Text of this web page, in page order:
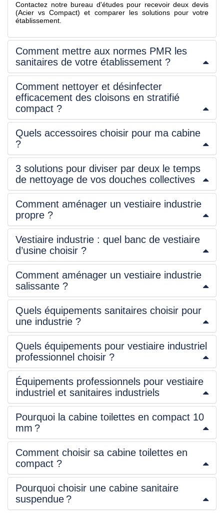
Contactez notre bureau d'études pour recevoir deux devis
(Acier vs Compact) et comparer les solutions pour votre
établissement.
Comment mettre aux normes PMR les
sanitaires de votre établissement ?
Comment nettoyer et désinfecter
efficacement des cloisons en stratifié
compact ?
Quels accessoires choisir pour ma cabine
?
3 solutions pour diviser par deux le temps
de nettoyage de vos douches collectives
Comment aménager un vestiaire industrie
propre ?
Vestiaire industrie : quel banc de vestiaire
d’usine choisir ?
Comment aménager un vestiaire industrie
salissante ?
Quels équipements sanitaires choisir pour
une industrie ?
Quels équipements pour vestiaire industriel
professionnel choisir ?
Équipements professionnels pour vestiaire
industriel et sanitaires industriels
Pourquoi la cabine toilettes en compact 10
mm ?
Comment choisir sa cabine toilettes en
compact ?
Pourquoi choisir une cabine sanitaire
suspendue ?